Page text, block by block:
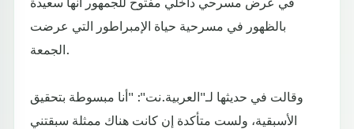
بالظهور في مسرحية حياة الإمبراطور التي عرضت
الجمعة.
وقالت في حديثها لـ"العربية.نت": "أنا مبسوطة بتحقيق
الأسبقية، ولست متأكدة إن كانت هناك ممثلة سبقتني